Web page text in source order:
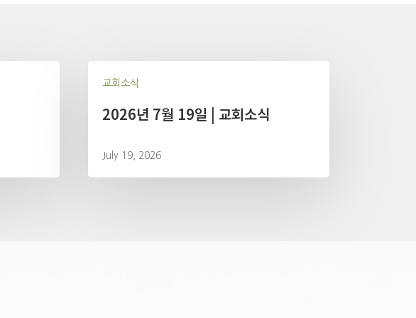
교회소식
2026년 7월 19일 | 교회소식
July 19, 2026